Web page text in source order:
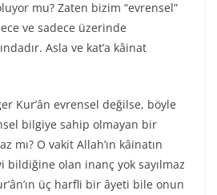
mu? Zaten bizim “evrensel”
ve sadece üzerinde
Asla ve kat’a kâinat
Kur’ân evrensel değilse, böyle
bilgiye sahip olmayan bir
mı? O vakit Allah’ın kâinatın
bildiğine olan inanç yok sayılmaz
üç harfli bir âyeti bile onun